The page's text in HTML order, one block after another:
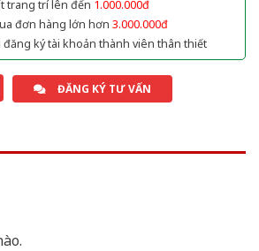
trang trí lên đến 1.000.000đ
đơn hàng lớn hơn 3.000.000đ
ký tài khoản thành viên thân thiết
ĐĂNG KÝ TƯ VẤN